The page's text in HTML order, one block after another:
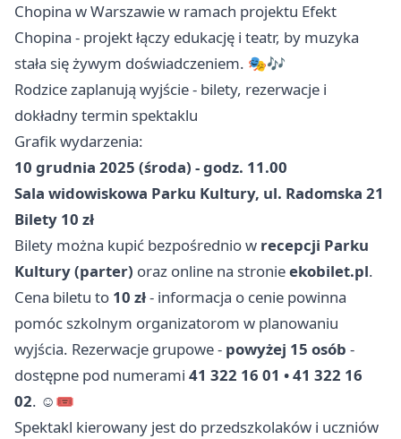
Chopina w Warszawie w ramach projektu Efekt
Chopina - projekt łączy edukację i teatr, by muzyka
stała się żywym doświadczeniem. 🎭🎶
Rodzice zaplanują wyjście - bilety, rezerwacje i
dokładny termin spektaklu
Grafik wydarzenia:
10 grudnia 2025 (środa) - godz. 11.00
Sala widowiskowa Parku Kultury, ul. Radomska 21
Bilety 10 zł
Bilety można kupić bezpośrednio w recepcji Parku
Kultury (parter) oraz online na stronieekobilet.pl.
Cena biletu to 10 zł- informacja o cenie powinna
pomóc szkolnym organizatorom w planowaniu
wyjścia. Rezerwacje grupowe - powyżej 15 osób -
dostępne pod numerami 41 322 16 01 • 41 322 16
02. ☺️🎟️
Spektakl kierowany jest do przedszkolaków i uczniów